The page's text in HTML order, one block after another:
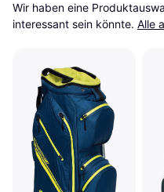
Wir haben eine
interessant sein könnte. Alle